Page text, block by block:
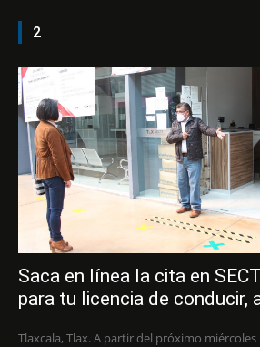
2
Saca en línea la cita en
para tu licencia de conducir,
Tlaxcala, Tlax. A partir del próximo